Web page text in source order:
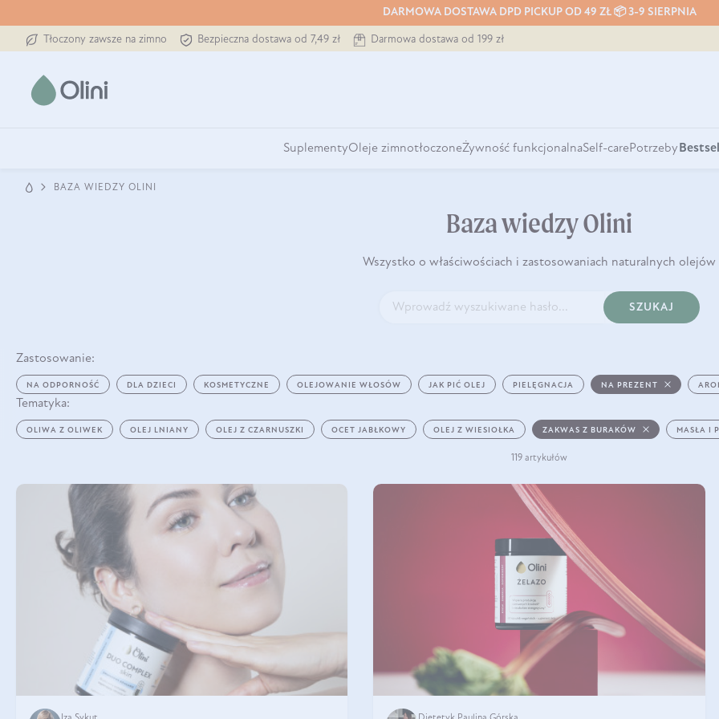
DARMOWA DOSTAWA DPD PICKUP OD 49 ZŁ 📦 3-9 SIERPNIA
Tłoczony zawsze na zimno Bezpieczna dostawa od 7,49 zł Darmowa dostawa od 199 zł
SuplementyOleje zimnotłoczoneŻywność funkcjonalnaSelf-carePotrzeby
BAZA WIEDZY OLINI
Baza wiedzy Olini
Wszystko o właściwościach i zastosowaniach naturalnych olejów
SZUKAJ
Zastosowanie:
NA ODPORNOŚĆ DLA DZIECI KOSMETYCZNE OLEJOWANIE WŁOSÓW JAK PIĆ OLEJ PIELĘGNACJA NA PREZENT
Tematyka:
OLIWA Z OLIWEK OLEJ LNIANY OLEJ Z CZARNUSZKI OCET JABŁKOWY OLEJ Z WIESIOŁKA ZAKWAS Z BURAKÓW MASŁA I
119 artykułów